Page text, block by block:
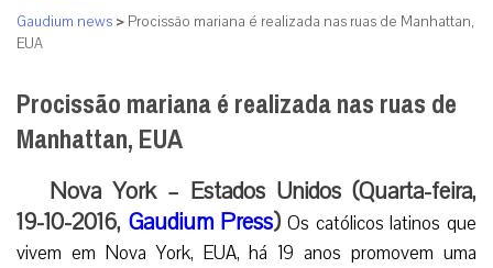
Gaudium news > Procissão mariana é realizada nas ruas de Manhattan,
EUA
Procissão mariana é realizada nas ruas de
Manhattan, EUA
Nova York – Estados Unidos (Quarta-feira,
19-10-2016, Gaudium Press) Os católicos latinos que
vivem em Nova York, EUA, há 19 anos promovem uma